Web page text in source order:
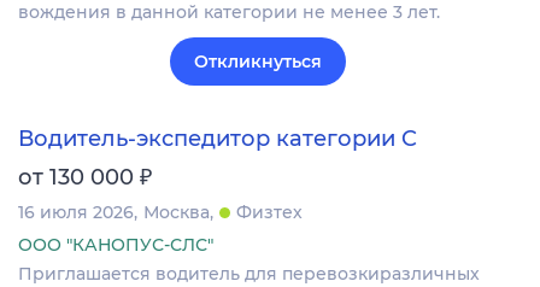
вождения в данной категории не менее 3 лет.
Откликнуться
Водитель-экспедитор категории C
от 130 000 ₽
16 июля 2026 Москва
Физтех
ООО "КАНОПУС-СЛС"
Приглашается водитель для перевозкиразличных